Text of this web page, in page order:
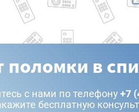
поломки в
с нами по телефону +7
бесплатную